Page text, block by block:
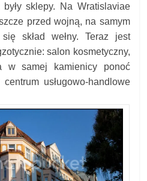
sklepy. Na Wratislaviae
przed wojną, na samym
skład wełny. Teraz jest
salon kosmetyczny,
w samej kamienicy ponoć
usługowo-handlowe